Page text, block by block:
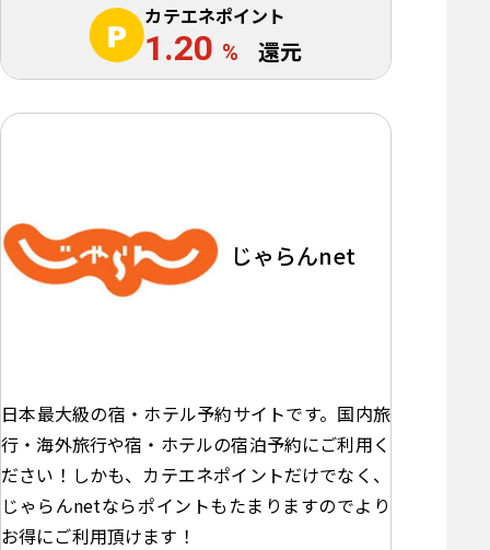
カテエネポイント
1.20 % 還元
じゃらんnet
日本最大級の宿・ホテル予約サイトです。国内旅
行・海外旅行や宿・ホテルの宿泊予約にご利用く
ださい！しかも、カテエネポイントだけでなく、
じゃらんnetならポイントもたまりますのでより
お得にご利用頂けます！